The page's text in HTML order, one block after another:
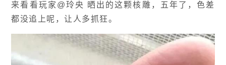
来看看玩家@玲央 晒出的这颗核雕，五年了，色差
都没追上呢，让人多抓狂。